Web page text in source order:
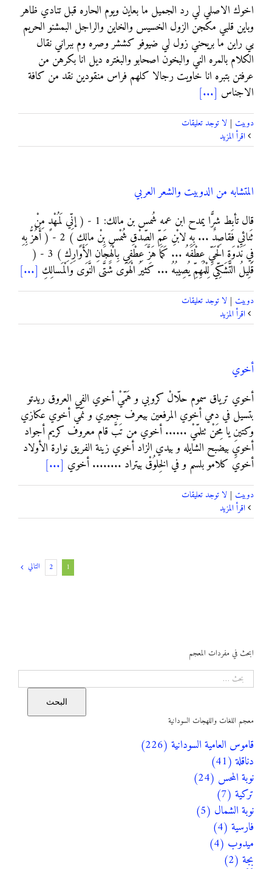
ﺍﺧﻮﻙ ﺍﻻ‌ﺻﻠﻲ ﻟﻲ ﺭﺩ ﺍﻟﺠﻤﻴﻞ ﻣﺎ ﺑﻌﺎﻳن ﻭﻳﻮﻡ ﺍﻟﺤﺎﺭﻩ ﻗﺒﻞ ﺗﻨﺎﺩﻱ ﻇﺎﻫﺮ
ﻭﺑﺎﻳﻦ ﻗﻠﺒﻲ ﻣﻜﺠﻦ ﺍﻟﺰﻭﻝ ﺍﻟﺨﺴﻴﺲ ﻭﺍﻟﺨﺎﻳﻦ ﻭﺍﻟﺮﺍﺟﻞ ﺍﻟﺒﻤﺸﻨﻮ ﺍﻟﺤﺮﻳﻢ
ﺑﻲ ﺭﺍﻳﻦ ﻣﺎ ﺑﺮﻳﺤﻨﻲ ﺯﻭﻝ ﻟﻲ ﺿﻴﻮﻓﻮ ﻛﺸﺸﺮ ﻭﺻﺮﻩ ﻭﻡ ﺑﺒﺮﺍﻧﻲ ﻧﻘﺎﻝ
ﺍﻟﻜﻼ‌ﻡ ﺑﺎﻟﻤﺮﻩ ﺍﻟﻨﻲ ﻭﺍﻟﺒﺨﻮﻥ ﺍﺻﺤﺎﺑﻮ ﻭﺍﻟﺒﻐﺘﺮﻩ ﺩﻳﻞ ﺍﻧﺎ ﺑﻜﺮﻫﻦ ﻣﻦ
ﻋﺮﻓﺘﻦ ﺑﺘﺒﺮﻩ ﺍﻧﺎ ﺧﺎﻭﻳﺖ ﺭﺟﺎﻻ‌ ﻛﻠﻬﻢ ﻓﺮﺍﺱ ﻣﻨﻘﻮﺩﻳﻦ ﻧﻘﺪ ﻣﻦ ﻛﺎﻓﺔ
ﺍﻻ‌ﺟﻨﺎﺱ [...]
دوبيت | لا توجد تعليقات
المتشابه من الدوبيت والشعر العربي
قال تأبط شرًّا يمدح ابن عمه شُمس بن مالك: 1 - ( إنِّي لَمُهْدٍ مِنْ
ثَنائِي فَقاصِدٌ ... بِهِ لابْنِ عَمِّ الصِّدْقِ شُمْسِ بِنْ مالِكِ ) 2 - ( أَهُزُّ بِهِ
فِي نَدْوَةِ الْحَيِّ عِطْفَهُ ... كَمَا هَزَّ عِطْفِي بِالْهِجَانِ الأَوَارِكِ ) 3 - (
قَلِيلُ التَّشَكِّي لِلْمُهِمِّ يُصِيبُهُ ... كَثيرُ الْهَوَى شَتَّى النَّوَى وَالْمَسالِكِ [...]
دوبيت | لا توجد تعليقات
أخوي
أخوي ترياق سموم حلّالْ كروبي و هَمّيْ أخوي الفي العروق ريدتو
بتسيل في دمي أخوي المرفعين بيعرف جعيري و نَمّيْ أخوي عكازي
وكتين يا مِحَنْ تتلمّيْ ...... أخوي من تَبَّ قام معروف كريم أجواد
أخويَ بيضبح الشايله و بيدي الزاد أخوي زينة الفريق نوارة الأولاد
أخويَ كلامو بلسم و في الخِلوُقْ بيتراد ........ أخوي [...]
دوبيت | لا توجد تعليقات
1
2 التالي
ابحث في مفردات المعجم
البحث
البحث
معجم اللغات واللهجات السودانية
قاموس العامية السودانية (226)
دناقلة (41)
نوبة المحس (24)
تركية (7)
نوبة الشمال (5)
فارسية (4)
ميدوب (4)
بجة (2)